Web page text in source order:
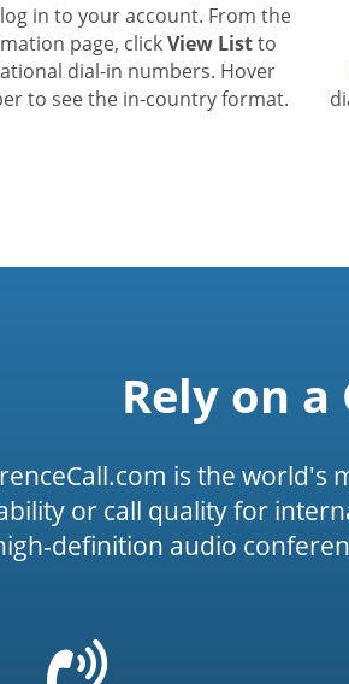
in to your account. From the
page, clickView Listto
dial-in numbers. Hover
to see the in-country format.
Rely on
is the
or call quality for
definition audio
t('common.phone_icon')